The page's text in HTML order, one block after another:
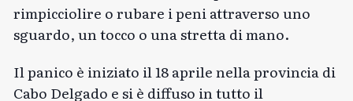
rimpicciolire o rubare i peni attraverso uno
sguardo, un tocco o una stretta di mano.
Il panico è iniziato il 18 aprile nella provincia di
Cabo Delgado e si è diffuso in tutto il